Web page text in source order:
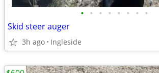
• • • • • • • •
Skid steer auger
3h ago Ingleside